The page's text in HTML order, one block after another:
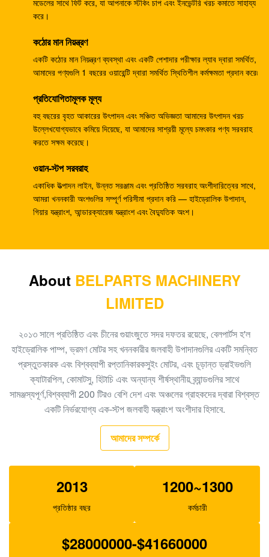
বাণিজ্যিক রাম পাম্প
খননকারীর EC240B ছোট গিয়ার হ্রাস বক্স 14528735
ভি0E14575732 SA7117-34050
708-25-04014 শিল্প গিয়ার পাম্প, খননকারীর জন্য জলবাহী পিস্টন পাম্প
খননকারী PC200-3 হাইড্রোলিক গিয়ার পাম্প 708-25-01064
খননকারী জেডএক্স 200 9233687 ট্র্যাভেল গিয়ারবক্স, 9233688 গতি
PC200-6 PC200-7 গিয়ার স্পিড রিডুসার, মোটর রিডাক্স গিয়ারবক্স
20Y-27-00301
GM38VB-A-79-131 ফাইনাল ড্রাইভ গিয়ারবক্স SK200-8 এসকে
A8VO200 DH420
708-1L-00413 হাইড্রোলিক গিয়ার পাম্প, Hpv95 হাইড্রোলিক পাম্প
30601
EC210 EC240 খনন মূল নিয়ন্ত্রণ ভালভ VOE14532821
PC300-6 খননকারী গিয়ার প্রকার হাইড্রোলিক পাম্প PHV132 708-
2H-00181
100 নতুন ইসি 290 বিএলসি এক্সক্যাভেটর কন্ট্রোল ভালভ 14511439
করে।
কঠোর মান নিয়ন্ত্রণ
একটি কঠোর মান নিয়ন্ত্রণ ব্যবস্থা এবং একটি পেশাদার পরীক্ষার ল্যাব দ্বারা সমর্থিত,
আমাদের পণ্যগুলি 1 বছরের ওয়ারেন্টি দ্বারা সমর্থিত স্থিতিশীল কর্মক্ষমতা প্রদান করে৷
প্রতিযোগিতামূলক মূল্য
বহু বছরের বৃহত আকারের উৎপাদন এবং সঞ্চিত অভিজ্ঞতা আমাদের উৎপাদন খরচ
উল্লেখযোগ্যভাবে কমিয়ে দিয়েছে, যা আমাদের সাশ্রয়ী মূল্যে চমৎকার পণ্য সরবরাহ
করতে সক্ষম করেছে।
ওয়ান-স্টপ সরবরাহ
একাধিক উত্পাদন লাইন, উন্নত সরঞ্জাম এবং প্রতিষ্ঠিত সরবরাহ অংশীদারিত্বের সাথে,
আমরা খননকারী অংশগুলির সম্পূর্ণ পরিসীমা প্রদান করি — হাইড্রোলিক উপাদান,
গিয়ার যন্ত্রাংশ, আন্ডারক্যারেজ যন্ত্রাংশ এবং বৈদ্যুতিক অংশ।
About BELPARTS MACHINERY
LIMITED
২০১৩ সালে প্রতিষ্ঠিত এবং চীনের গুয়াংজুতে সদর দফতর রয়েছে, বেলপার্টস হ'ল
হাইড্রোলিক পাম্প, ভ্রমণ মোটর সহ খননকারীর জলবাহী উপাদানগুলির একটি সমন্বিত
প্রস্তুতকারক এবং বিশ্বব্যাপী রপ্তানিকারকসুইং মোটর, এবং চূড়ান্ত ড্রাইভগুলি
ক্যাটারপিল, কোমাটসু, হিটাচি এবং অন্যান্য শীর্ষস্থানীয় ব্র্যান্ডগুলির সাথে
সামঞ্জস্যপূর্ণ,বিশ্বব্যাপী 200 টিরও বেশি দেশ এবং অঞ্চলের গ্রাহকদের দ্বারা বিশ্বস্ত
একটি নির্ভরযোগ্য এক-স্টপ জলবাহী যন্ত্রাংশ অংশীদার হিসাবে.
আমাদের সম্পর্কে
2013
প্রতিষ্ঠার বছর
1200~1300
কর্মচারী
$28000000-$41660000